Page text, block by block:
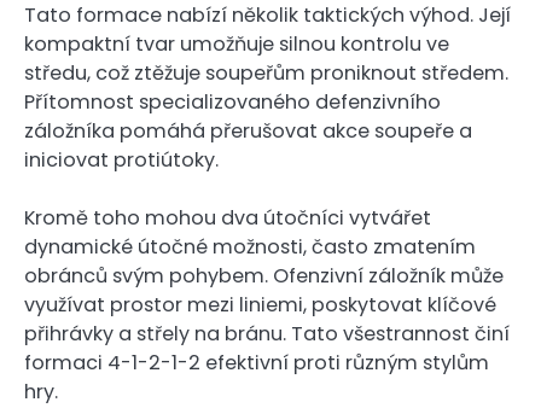
Tato formace nabízí několik taktických výhod. Její
kompaktní tvar umožňuje silnou kontrolu ve
středu, což ztěžuje soupeřům proniknout středem.
Přítomnost specializovaného defenzivního
záložníka pomáhá přerušovat akce soupeře a
iniciovat protiútoky.
Kromě toho mohou dva útočníci vytvářet
dynamické útočné možnosti, často zmatením
obránců svým pohybem. Ofenzivní záložník může
využívat prostor mezi liniemi, poskytovat klíčové
přihrávky a střely na bránu. Tato všestrannost činí
formaci 4-1-2-1-2 efektivní proti různým stylům
hry.